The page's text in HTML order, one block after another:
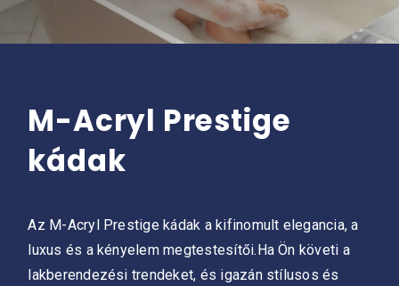
Kapcsolat
M-Acryl Prestige
kádak
Az M-Acryl Prestige kádak a kifinomult elegancia, a
luxus és a kényelem megtestesítői.Ha Ön követi a
lakberendezési trendeket, és igazán stílusos és